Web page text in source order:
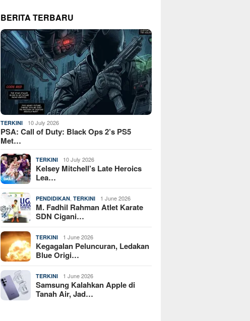
BERITA TERBARU
TERKINI 10 July 2026
PSA: Call of Duty: Black Ops 2’s PS5
Met…
TERKINI 10 July 2026
Kelsey Mitchell’s Late Heroics
Lea…
PENDIDIKAN ,TERKINI 1 June 2026
M. Fadhil Rahman Atlet Karate
SDN Cigani…
TERKINI 1 June 2026
Kegagalan Peluncuran, Ledakan
Blue Origi…
TERKINI 1 June 2026
Samsung Kalahkan Apple di
Tanah Air, Jad…